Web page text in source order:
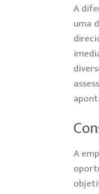
A
uma
A